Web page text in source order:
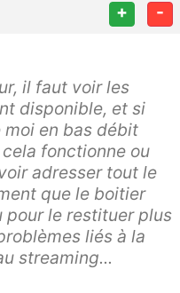
+ -
il faut voir les
disponible, et si
en bas débit
fonctionne ou
adresser tout le
que le boitier
pour le restituer plus
liés à la
streaming...